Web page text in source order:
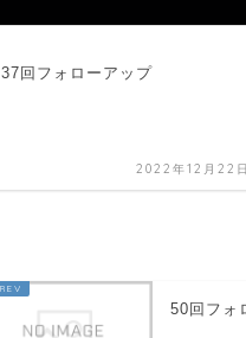
37回フォローアップ
2022年12月22日
50回フォ